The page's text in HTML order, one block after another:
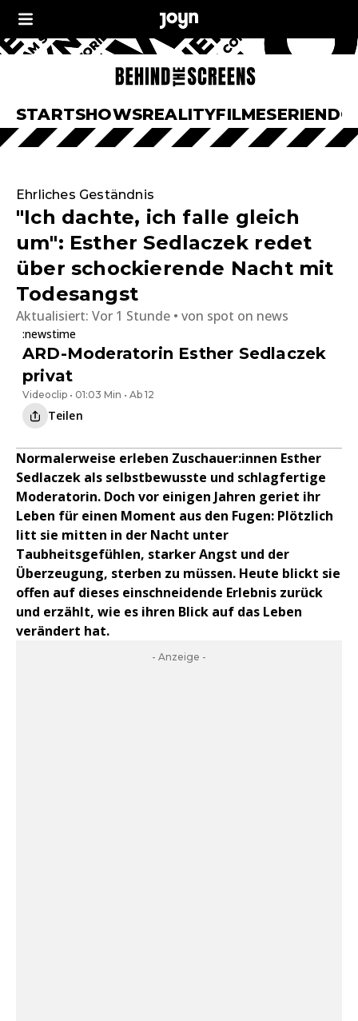
STARTSHOWSREALITYFILMESERIEN
Ehrliches Geständnis
"Ich dachte, ich falle gleich
um": Esther Sedlaczek redet
über schockierende Nacht mit
Todesangst
Aktualisiert: Vor 1 Stunde von spot on news
:newstime
ARD-Moderatorin Esther Sedlaczek
privat
Videoclip • 01:03 Min • Ab 12
Teilen
Normalerweise erleben Zuschauer:innen Esther
Sedlaczek als selbstbewusste und schlagfertige
Moderatorin. Doch vor einigen Jahren geriet ihr
Leben für einen Moment aus den Fugen: Plötzlich
litt sie mitten in der Nacht unter
Taubheitsgefühlen, starker Angst und der
Überzeugung, sterben zu müssen. Heute blickt sie
offen auf dieses einschneidende Erlebnis zurück
und erzählt, wie es ihren Blick auf das Leben
verändert hat.
- Anzeige -